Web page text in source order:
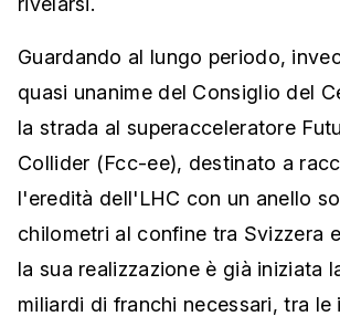
Guardando al lungo periodo,
quasi unanime del Consiglio del
la strada al superacceleratore
Collider (Fcc-ee), destinato a
l'eredità dell'LHC con un anello
chilometri al confine tra Svizzera
la sua realizzazione è già iniziata
miliardi di franchi necessari, tra le